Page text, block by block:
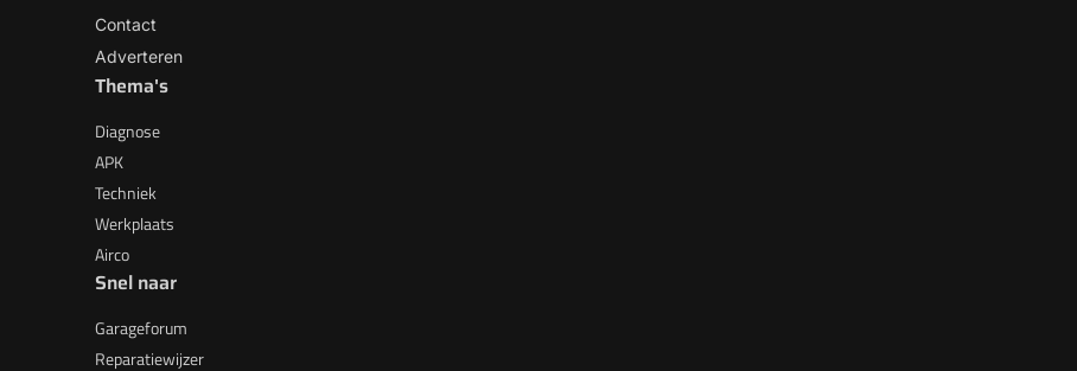
Contact
Adverteren
Thema's
Diagnose
APK
Techniek
Werkplaats
Airco
Snel naar
Garageforum
Reparatiewijzer